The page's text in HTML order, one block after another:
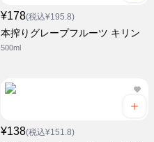
¥178(税込¥195.8)
本搾りグレープフルーツ キリン
500ml
¥138(税込¥151.8)